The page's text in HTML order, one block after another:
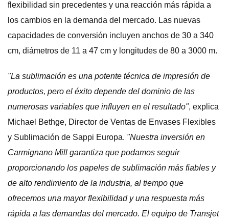
flexibilidad sin precedentes y una reacción más rápida a
los cambios en la demanda del mercado. Las nuevas
capacidades de conversión incluyen anchos de 30 a 340
cm, diámetros de 11 a 47 cm y longitudes de 80 a 3000 m.
"La sublimación es una potente técnica de impresión de
productos, pero el éxito depende del dominio de las
numerosas variables que influyen en el resultado", explica
Michael Bethge, Director de Ventas de Envases Flexibles
y Sublimación de Sappi Europa. "Nuestra inversión en
Carmignano Mill garantiza que podamos seguir
proporcionando los papeles de sublimación más fiables y
de alto rendimiento de la industria, al tiempo que
ofrecemos una mayor flexibilidad y una respuesta más
rápida a las demandas del mercado. El equipo de Transjet